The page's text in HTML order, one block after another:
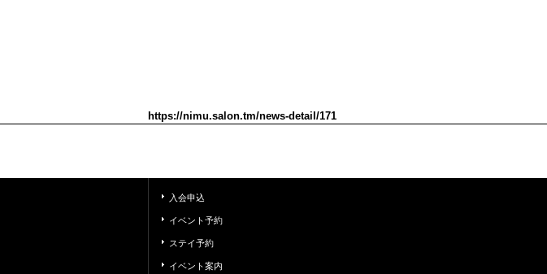
https://nimu.salon.tm/news-detail/171
入会申込
イベント予約
ステイ予約
イベント案内